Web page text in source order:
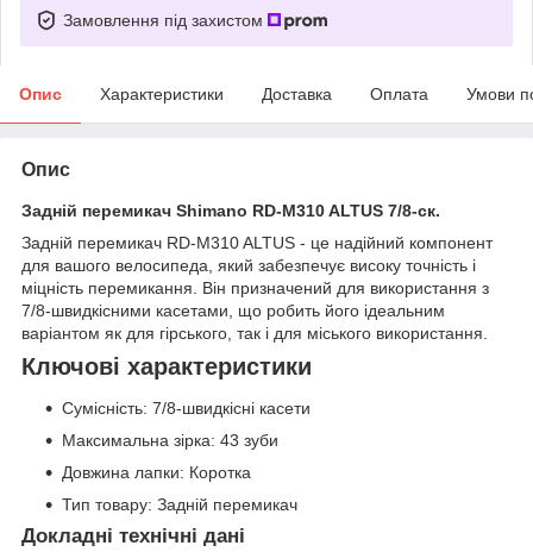
Замовлення під захистом
Опис Характеристики Доставка Оплата Умови
Опис
Задній перемикач Shimano RD-M310 ALTUS 7/8-ск.
Задній перемикач RD-M310 ALTUS - це надійний компонент
для вашого велосипеда, який забезпечує високу точність і
міцність перемикання. Він призначений для використання з
7/8-швидкісними касетами, що робить його ідеальним
варіантом як для гірського, так і для міського використання.
Ключові характеристики
Сумісність: 7/8-швидкісні касети
Максимальна зірка: 43 зуби
Довжина лапки: Коротка
Тип товару: Задній перемикач
Докладні технічні дані